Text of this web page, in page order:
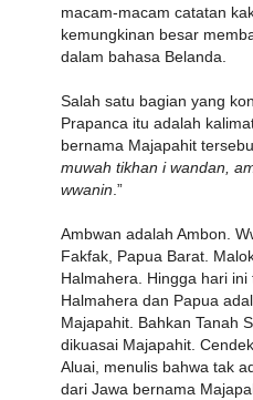
macam-macam catatan
kemungkinan besar
dalam bahasa Belanda.
Salah satu bagian yang
Prapanca itu adalah
bernama Majapahit
muwah tikhan i wandan,
wwanin .”
Ambwan adalah Ambon.
Fakfak, Papua Barat.
Halmahera. Hingga hari ini
Halmahera dan Papua
Majapahit. Bahkan Tanah
dikuasai Majapahit.
Aluai, menulis bahwa tak
dari Jawa bernama